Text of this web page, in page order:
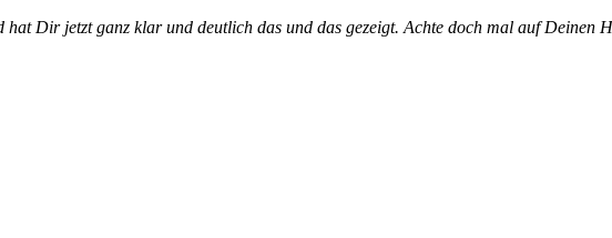
Dir jetzt ganz klar und deutlich das und das gezeigt. Achte doch mal auf Deinen